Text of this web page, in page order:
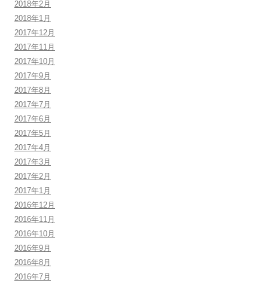
2018年2月
2018年1月
2017年12月
2017年11月
2017年10月
2017年9月
2017年8月
2017年7月
2017年6月
2017年5月
2017年4月
2017年3月
2017年2月
2017年1月
2016年12月
2016年11月
2016年10月
2016年9月
2016年8月
2016年7月